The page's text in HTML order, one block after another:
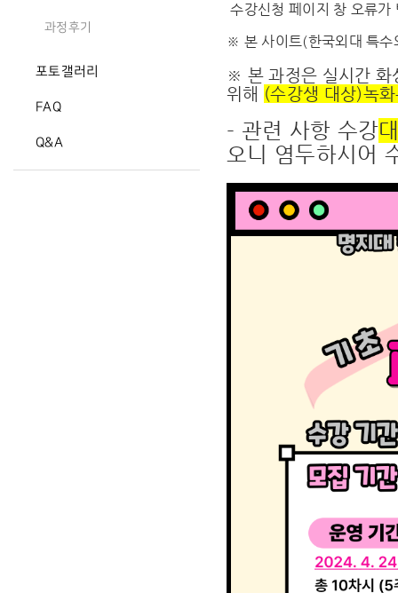
과정후기
포토갤러리
FAQ
Q&A
수강신청 페이지 창 오류
※ 본 사이트(한국외대 특수
※ 본 과정은 실시간 화
위해 (수강생 대상)녹
- 관련 사항 수강
오니 염두하시어